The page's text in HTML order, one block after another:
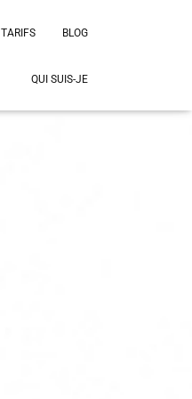
TARIFS BLOG
QUI SUIS-JE